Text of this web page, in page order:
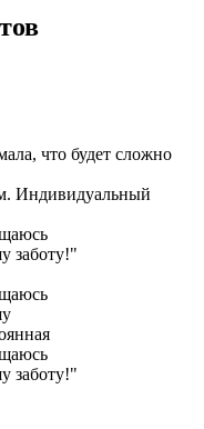
что будет сложно
Индивидуальный
заботу!"
заботу!"